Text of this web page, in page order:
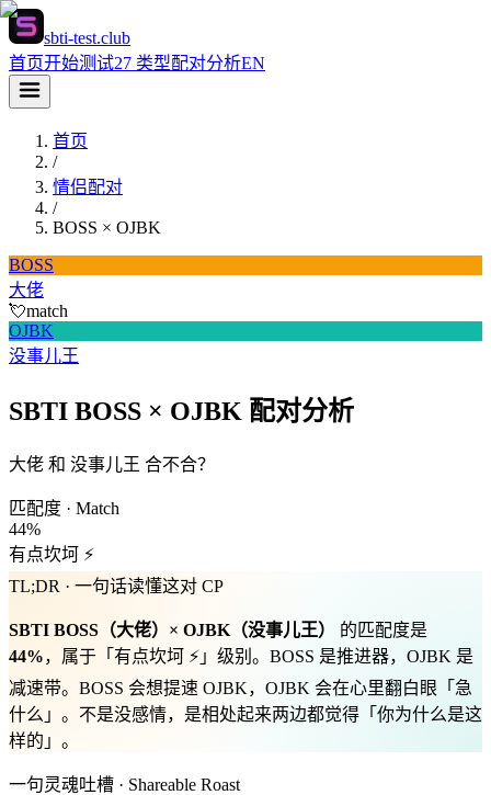
sbti-test.club
首页开始测试27 类型配对分析EN
首页
/
情侣配对
/
BOSS × OJBK
BOSS
大佬
💘match
OJBK
没事儿王
SBTI BOSS × OJBK 配对分析
大佬 和 没事儿王 合不合？
匹配度 · Match
44%
有点坎坷 ⚡
TL;DR · 一句话读懂这对 CP
SBTI BOSS （大佬）× OJBK （没事儿王）
的匹配度是
44%，属于「 有点坎坷 ⚡ 」级别。 BOSS 是推进器，OJBK 是
减速带。BOSS 会想提速 OJBK，OJBK 会在心里翻白眼「急
什么」。不是没感情，是相处起来两边都觉得「你为什么是这
样的」。
一句灵魂吐槽 · Shareable Roast